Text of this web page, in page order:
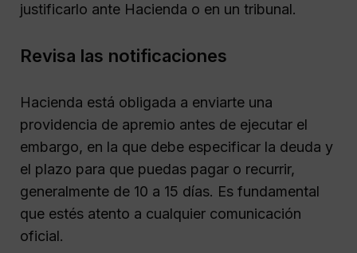
justificarlo ante Hacienda o en un tribunal.
Revisa las notificaciones
Hacienda está obligada a enviarte una
providencia de apremio antes de ejecutar el
embargo, en la que debe especificar la deuda y
el plazo para que puedas pagar o recurrir,
generalmente de 10 a 15 días. Es fundamental
que estés atento a cualquier comunicación
oficial.